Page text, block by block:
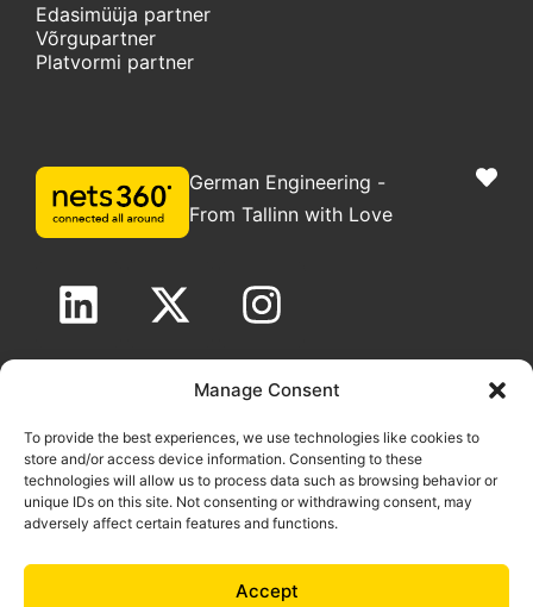
Manage Consent
To provide the best experiences, we use technologies like cookies to
store and/or access device information. Consenting to these
technologies will allow us to process data such as browsing behavior or
unique IDs on this site. Not consenting or withdrawing consent, may
adversely affect certain features and functions.
Accept
Edasimüüja partner
Võrgupartner
Platvormi partner
German Engineering -
From Tallinn with Love
Autoriõigus nets360 OÜ 2025. Kõik õigused kaitstud